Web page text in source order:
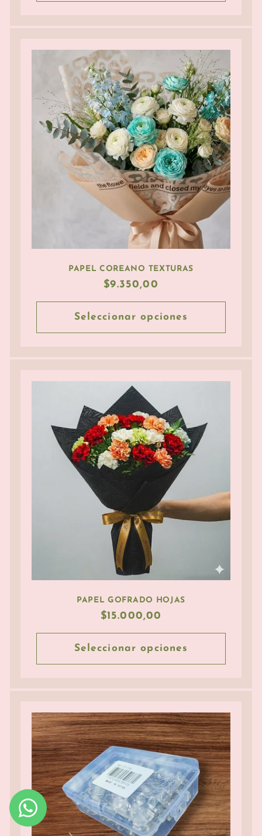
PAPEL COREANO TEXTURAS
Precio
habitual
$9.350,00
Seleccionar opciones
PAPEL GOFRADO HOJAS
Precio
habitual
$15.000,00
Seleccionar opciones